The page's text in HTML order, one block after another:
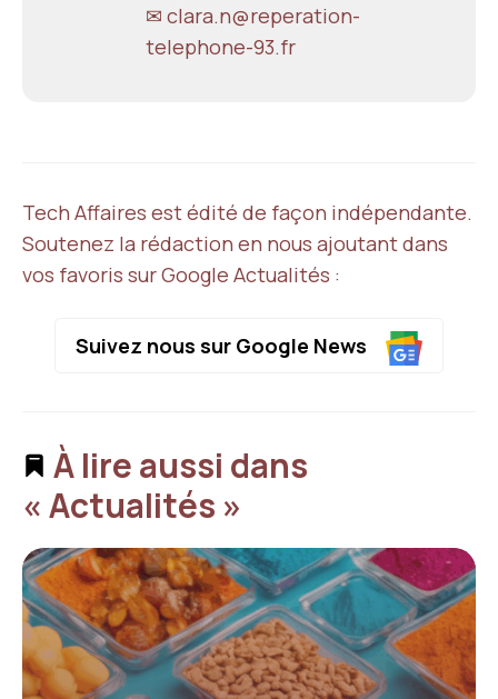
✉ clara.n@reperation-
telephone-93.fr
Tech Affaires est édité de façon indépendante.
Soutenez la rédaction en nous ajoutant dans
vos favoris sur Google Actualités :
Suivez nous sur Google News
À lire aussi dans
« Actualités »